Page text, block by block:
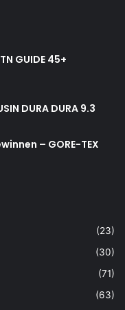
GUIDE 45+
DURA DURA 9.3
– GORE-TEX
(23)
(30)
(71)
(63)